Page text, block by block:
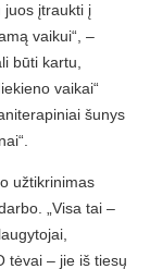
juos įtraukti į
vaikui“, –
būti kartu,
vaikai“
šunys
užtikrinimas
„Visa tai –
tėvai – jie iš tiesų